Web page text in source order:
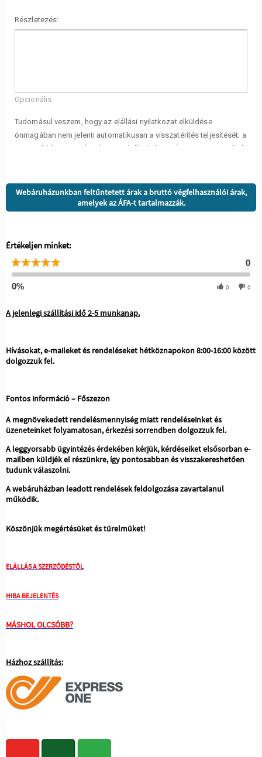
Webáruházunkban feltűntetett árak a bruttó végfelhasználói árak,
amelyek az ÁFA-t tartalmazzák.
Értékeljen minket:
0
0% 0 0
A jelenlegi szállítási idő 2-5 munkanap.
Hívásokat, e-maileket és rendeléseket hétköznapokon 8:00-16:00 között
dolgozzuk fel.
Fontos információ – Főszezon
A megnövekedett rendelésmennyiség miatt rendeléseinket és
üzeneteinket folyamatosan, érkezési sorrendben dolgozzuk fel.
A leggyorsabb ügyintézés érdekében kérjük, kérdéseiket elsősorban e-
mailben küldjék el részünkre, így pontosabban és visszakereshetően
tudunk válaszolni.
A webáruházban leadott rendelések feldolgozása zavartalanul
működik.
Köszönjük megértésüket és türelmüket!
ELÁLLÁS A SZERZŐDÉSTŐL
HIBA BEJELENTÉS
MÁSHOL OLCSÓBB?
Házhoz szállítás: